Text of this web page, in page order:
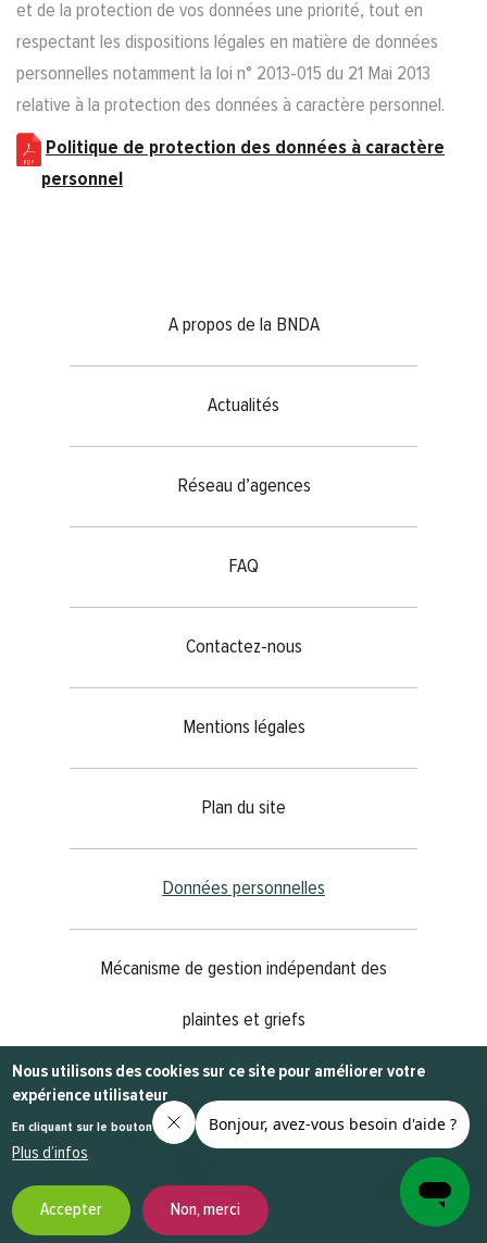
et de la protection de vos données une priorité, tout en
respectant les dispositions légales en matière de données
personnelles notamment la loi n° 2013-015 du 21 Mai 2013
relative à la protection des données à caractère personnel.
Politique de protection des données à caractère
personnel
A propos de la BNDA
Actualités
Réseau d’agences
FAQ
Contactez-nous
Mentions légales
Plan du site
Données personnelles
Mécanisme de gestion indépendant des
plaintes et griefs
MEDIANET
Nous utilisons des cookies sur ce site pour améliorer votre
expérience utilisateur
En cliquant sur le bouton Accepter, vous acceptez que nous le fassions.
Plus d’infos
Accepter Non, merci